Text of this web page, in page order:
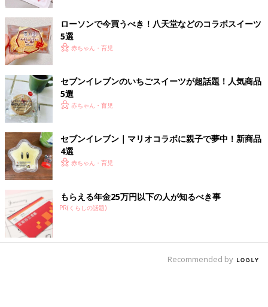
出典：Instagramアカウント「miii.82」
わたぽんさんが購入したのは「しっとりいちごパン」。いちごク
リームやいちごバターが入り、生地もいちごの風味がしっかりと
感じられたそうです。いちごづくしのパンになっているようです
ローソンで今買うべき！八天堂などのコラボスイーツ
5選
赤ちゃん・育児
セブンイレブンのいちごスイーツが超話題！人気商品
5選
赤ちゃん・育児
セブンイレブン｜マリオコラボに親子で夢中！新商品
4選
赤ちゃん・育児
もらえる年金25万円以下の人が知るべき事
PR(くらしの話題)
Recommended by